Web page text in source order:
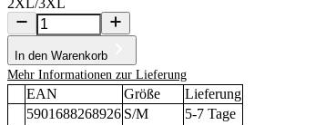
In den Warenkorb
Mehr Informationen zur Lieferung
EAN Größe
Lieferung
5901688268926 S/M 5-7 Tage